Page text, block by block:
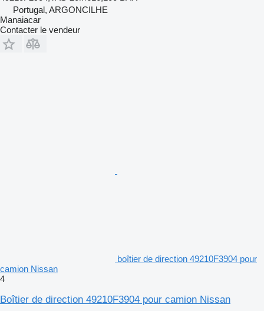
Portugal, ARGONCILHE
Manaiacar
Contacter le vendeur
boîtier de direction 49210F3904 pour
camion Nissan
4
Boîtier de direction 49210F3904 pour camion Nissan